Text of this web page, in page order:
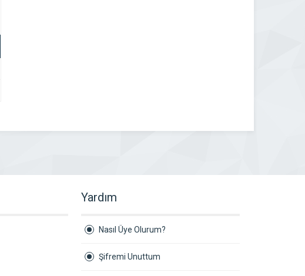
Yardım
Nasıl Üye Olurum?
Şifremi Unuttum